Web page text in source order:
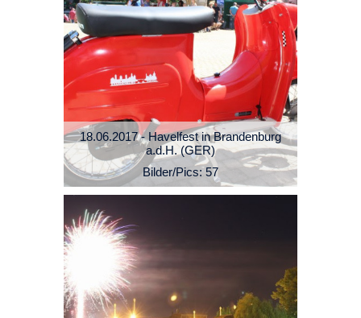
18.06.2017 - Havelfest in Brandenburg
a.d.H. (GER)
Bilder/Pics: 57